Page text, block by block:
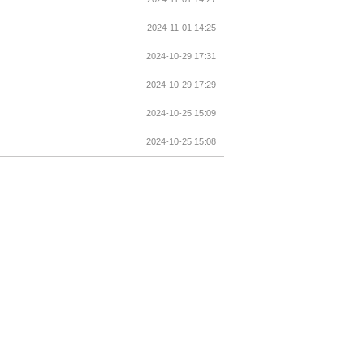
2024-11-01 14:25
2024-10-29 17:31
2024-10-29 17:29
2024-10-25 15:09
2024-10-25 15:08